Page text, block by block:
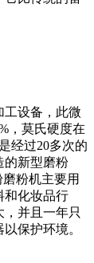
工设备，此微
，莫氏硬度在
经过20多次的
的新型磨粉
粉机主要用
和化妆品行
并且一年只
保护环境。